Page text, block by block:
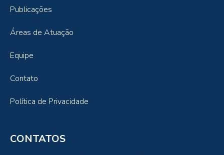
Publicações
Áreas de Atuação
Equipe
Contato
Política de Privacidade
CONTATOS